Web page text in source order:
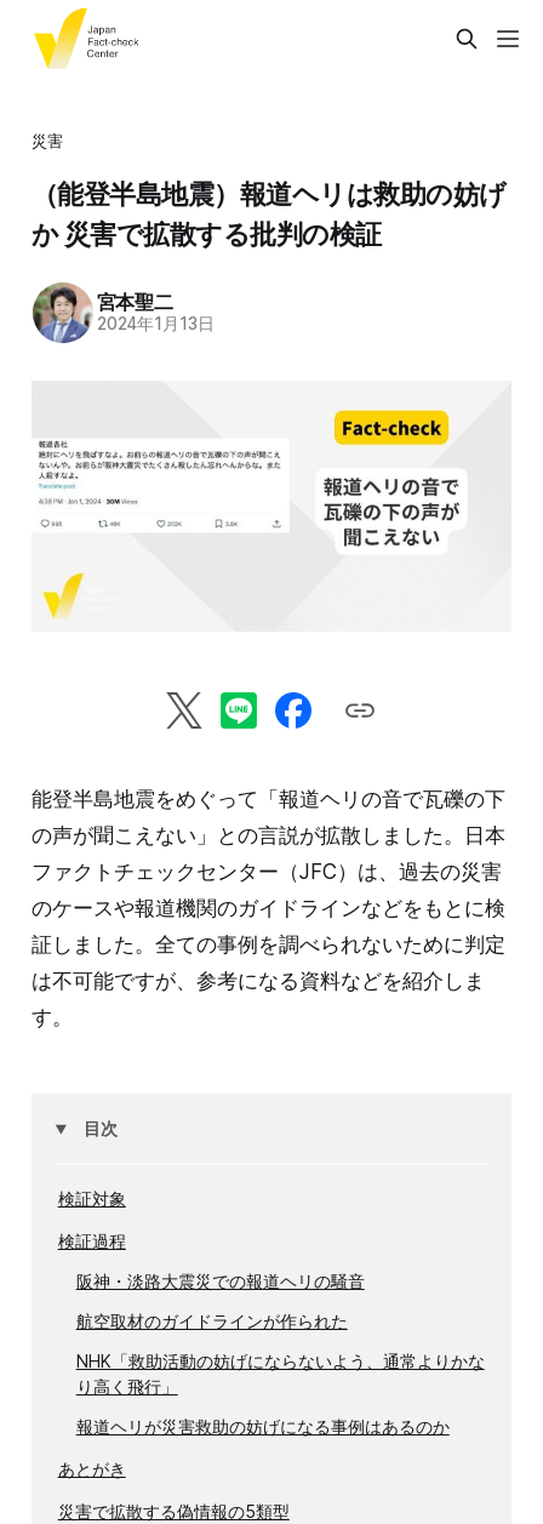
災害
（能登半島地震）報道ヘリは救助の妨げ
か 災害で拡散する批判の検証
宮本聖二
2024年1月13日
能登半島地震をめぐって「報道ヘリの音で瓦礫の下
の声が聞こえない」との言説が拡散しました。日本
ファクトチェックセンター（JFC）は、過去の災害
のケースや報道機関のガイドラインなどをもとに検
証しました。全ての事例を調べられないために判定
は不可能ですが、参考になる資料などを紹介しま
す。
目次
検証対象
検証過程
阪神・淡路大震災での報道ヘリの騒音
航空取材のガイドラインが作られた
NHK「救助活動の妨げにならないよう、通常よりかな
り高く飛行」
報道ヘリが災害救助の妨げになる事例はあるのか
あとがき
災害で拡散する偽情報の5類型